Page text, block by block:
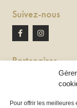
Pour offrir les
Suivez-nous
Partenaires
Newton discomobile